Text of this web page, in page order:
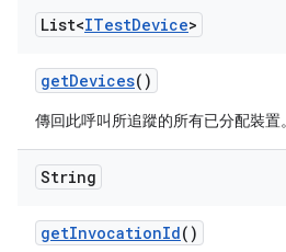
List<ITestDevice>
getDevices()
傳回此呼叫所追蹤的所有已分配裝置。
String
getInvocationId()